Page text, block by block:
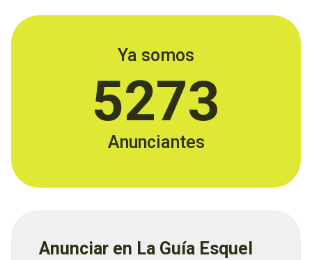
Ya somos
5273
Anunciantes
Anunciar en La Guía Esquel